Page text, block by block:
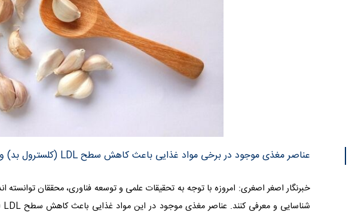
عناصر مغذی موجود در برخی مواد غذایی باعث کاهش سطح LDL (کلسترول بد) و افزایش سطح HDL (کلسترول خوب) می‌شود.
خبرنگار اصغر اصغری: امروزه با توجه به تحقیقات علمی و توسعه فناوری، محققان